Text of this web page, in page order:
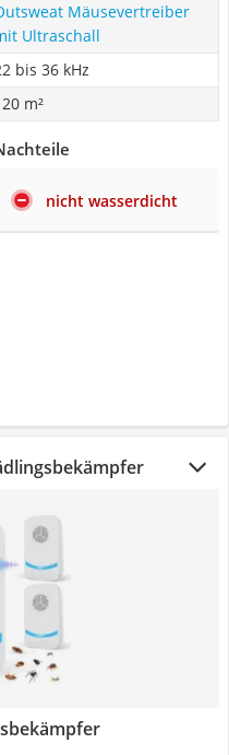
Mäusevertreiber
Ultraschall
bis 36 kHz
m²
nicht wasserdicht